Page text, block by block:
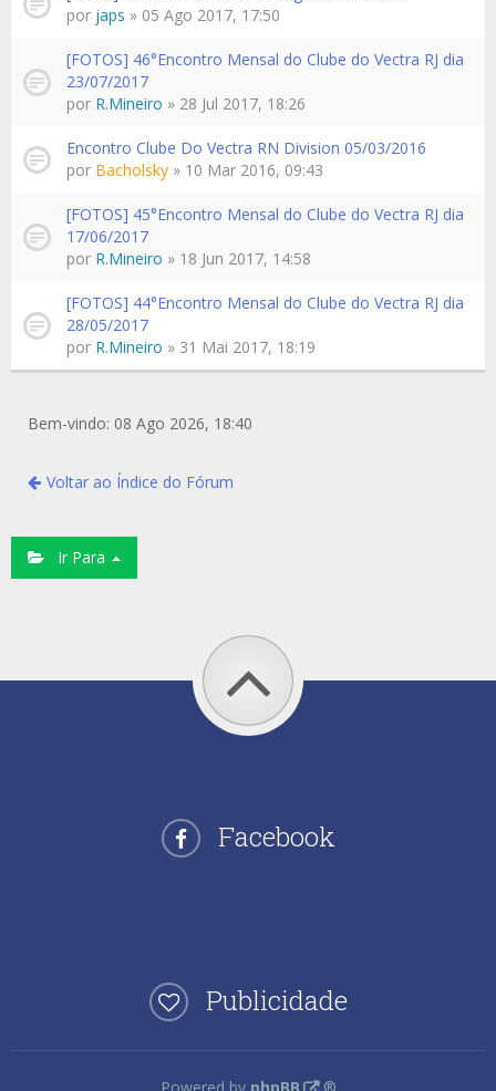
por japs » 05 Ago 2017, 17:50
[FOTOS] 46°Encontro Mensal do Clube do Vectra RJ dia
23/07/2017
por R.Mineiro » 28 Jul 2017, 18:26
Encontro Clube Do Vectra RN Division 05/03/2016
por Bacholsky » 10 Mar 2016, 09:43
[FOTOS] 45°Encontro Mensal do Clube do Vectra RJ dia
17/06/2017
por R.Mineiro » 18 Jun 2017, 14:58
[FOTOS] 44°Encontro Mensal do Clube do Vectra RJ dia
28/05/2017
por R.Mineiro » 31 Mai 2017, 18:19
Bem-vindo: 08 Ago 2026, 18:40
Voltar ao Índice do Fórum
Ir Para
Facebook
Publicidade